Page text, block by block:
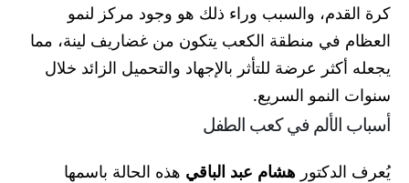
كرة القدم، والسبب وراء ذلك هو وجود مركز لنمو
العظام في منطقة الكعب يتكون من غضاريف لينة، مما
يجعله أكثر عرضة للتأثر بالإجهاد والتحميل الزائد خلال
سنوات النمو السريع.
أسباب الألم في كعب الطفل
يُعرف الدكتور هشام عبد الباقي هذه الحالة باسمها